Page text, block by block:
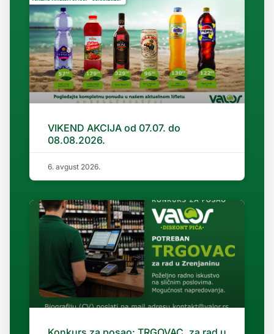
VIKEND AKCIJA od 07.07. do
08.08.2026.
6. avgust 2026.